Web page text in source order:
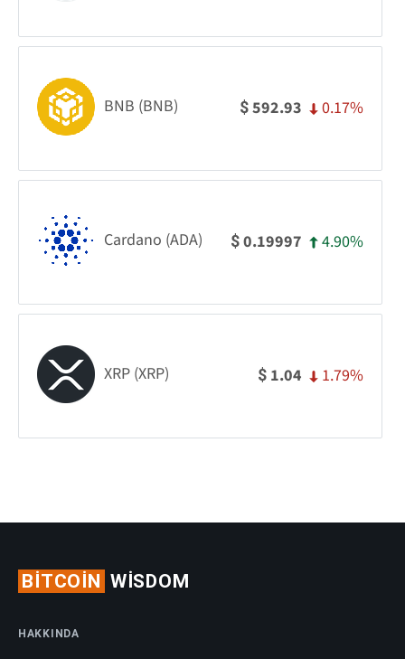
BNB (BNB) $592.93 0.17%
Cardano (ADA) $0.19997 4.90%
XRP (XRP) $ 1.04 1.79%
BITCOIN WISDOM
HAKKINDA